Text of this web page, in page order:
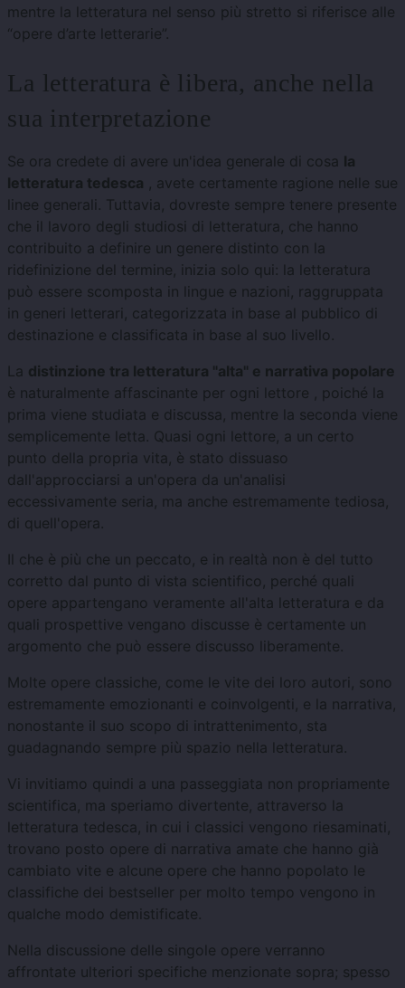
mentre la letteratura nel senso più stretto si riferisce alle
“opere d’arte letterarie”.
La letteratura è libera, anche nella
sua interpretazione
Se ora credete di avere un'idea generale di cosa la
letteratura tedesca , avete certamente ragione nelle sue
linee generali. Tuttavia, dovreste sempre tenere presente
che il lavoro degli studiosi di letteratura, che hanno
contribuito a definire un genere distinto con la
ridefinizione del termine, inizia solo qui: la letteratura
può essere scomposta in lingue e nazioni, raggruppata
in generi letterari, categorizzata in base al pubblico di
destinazione e classificata in base al suo livello.
La distinzione tra letteratura "alta" e narrativa popolare
è naturalmente affascinante per ogni lettore , poiché la
prima viene studiata e discussa, mentre la seconda viene
semplicemente letta. Quasi ogni lettore, a un certo
punto della propria vita, è stato dissuaso
dall'approcciarsi a un'opera da un'analisi
eccessivamente seria, ma anche estremamente tediosa,
di quell'opera.
Il che è più che un peccato, e in realtà non è del tutto
corretto dal punto di vista scientifico, perché quali
opere appartengano veramente all'alta letteratura e da
quali prospettive vengano discusse è certamente un
argomento che può essere discusso liberamente.
Molte opere classiche, come le vite dei loro autori, sono
estremamente emozionanti e coinvolgenti, e la narrativa,
nonostante il suo scopo di intrattenimento, sta
guadagnando sempre più spazio nella letteratura.
Vi invitiamo quindi a una passeggiata non propriamente
scientifica, ma speriamo divertente, attraverso la
letteratura tedesca, in cui i classici vengono riesaminati,
trovano posto opere di narrativa amate che hanno già
cambiato vite e alcune opere che hanno popolato le
classifiche dei bestseller per molto tempo vengono in
qualche modo demistificate.
Nella discussione delle singole opere verranno
affrontate ulteriori specifiche menzionate sopra; spesso